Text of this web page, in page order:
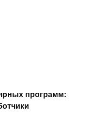
программ: